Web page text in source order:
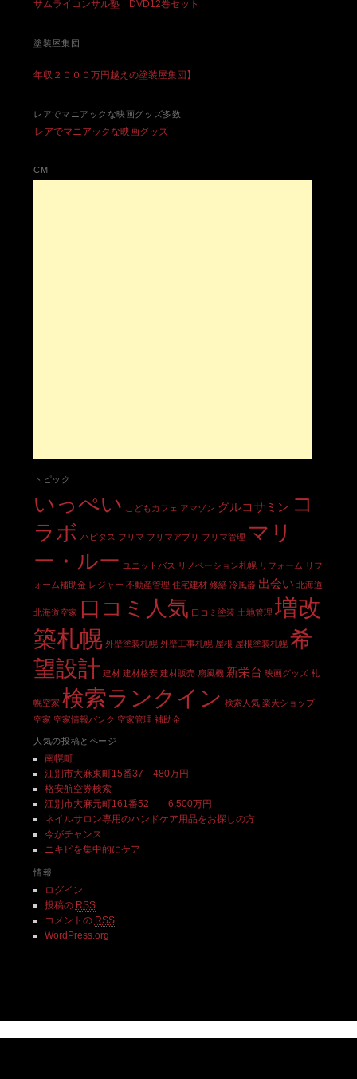
サムライコンサル塾 DVD12巻セット
塗装屋集団
年収２０００万円越えの塗装屋集団】
レアでマニアックな映画グッズ多数
レアでマニアックな映画グッズ
CM
トピック
いっぺい こどもカフェ アマゾン グルコサミン コ
ラボ ハピタス フリマ フリマアプリ フリマ管理 マリ
ー・ルー ユニットバス リノベーション札幌 リフォーム リフ
ォーム補助金 レジャー 不動産管理 住宅建材 修繕 冷風器 出会い 北海道
北海道空家 口コミ人気 口コミ塗装 土地管理 増改
築札幌 外壁塗装札幌 外壁工事札幌 屋根 屋根塗装札幌 希
望設計 建材 建材格安 建材販売 扇風機 新栄台 映画グッズ 札
幌空家 検索ランクイン 検索人気 楽天ショップ
空家 空家情報バンク 空家管理 補助金
人気の投稿とページ
南幌町
江別市大麻東町15番37 480万円
格安航空券検索
江別市大麻元町161番52 6,500万円
ネイルサロン専用のハンドケア用品をお探しの方
今がチャンス
ニキビを集中的にケア
情報
ログイン
投稿の RSS
コメントの RSS
WordPress.org